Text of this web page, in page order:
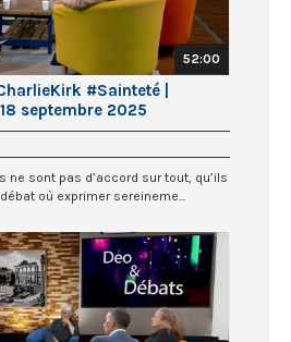
52:00
#Sainteté |
septembre 2025
ne sont pas d’accord sur tout, qu’ils
où exprimer sereineme...